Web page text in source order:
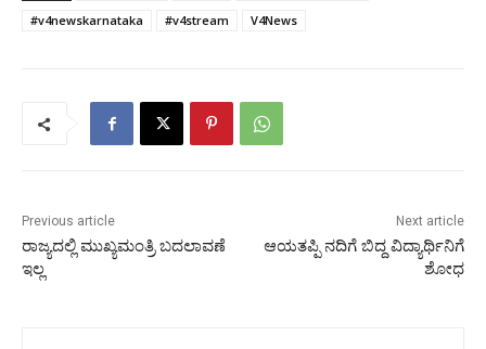
#v4newskarnataka
#v4stream V4News
Previous article
ರಾಜ್ಯದಲ್ಲಿ ಮುಖ್ಯಮಂತ್ರಿ ಬದಲಾವಣೆ
ಇಲ್ಲ
Next article
ಆಯತಪ್ಪಿ ನದಿಗೆ ಬಿದ್ದ ವಿದ್ಯಾರ್ಥಿನಿಗೆ
ಶೋಧ